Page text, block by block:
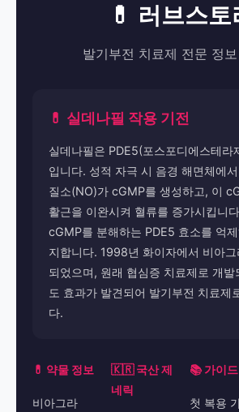
💊 러브스토
발기부전 치료제 전문 정
💊 실데나필 작용 기전
실데나필은 PDE5(포스포디에스테라
입니다. 성적 자극 시 음경 해면체에
질소(NO)가 cGMP를 생성하고, 이
활근을 이완시켜 혈류를 증가시킵니
cGMP를 분해하는 PDE5 효소를 억
지합니다. 1998년 화이자에서 비아그
되었으며, 원래 협심증 치료제로 개발
도 효과가 발견되어 발기부전 치료제
다.
💊 약물 정보
비아그라
🇰🇷 국산 제
네릭
📚 가이드
첫 복용